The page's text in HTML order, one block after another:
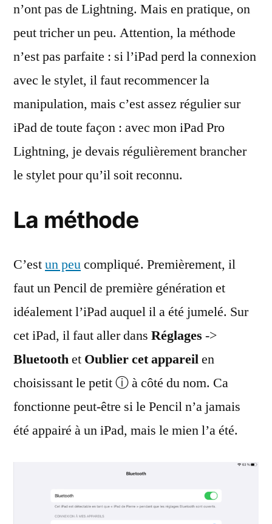
n’ont pas de Lightning. Mais en pratique, on
peut tricher un peu. Attention, la méthode
n’est pas parfaite : si l’iPad perd la connexion
avec le stylet, il faut recommencer la
manipulation, mais c’est assez régulier sur
iPad de toute façon : avec mon iPad Pro
Lightning, je devais régulièrement brancher
le stylet pour qu’il soit reconnu.
La méthode
C’estun peucompliqué. Premièrement, il
faut un Pencil de première génération et
idéalement l’iPad auquel il a été jumelé. Sur
cet iPad, il faut aller dans Réglages ->
Bluetoothet Oublier cet appareilen
choisissant le petit ⓘ à côté du nom. Ca
fonctionne peut-être si le Pencil n’a jamais
été appairé à un iPad, mais le mien l’a été.